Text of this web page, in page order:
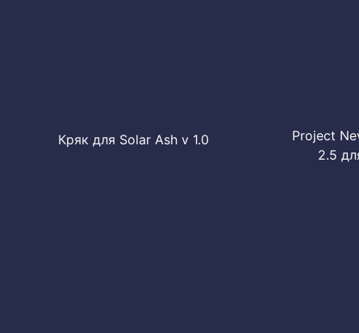
Кряк для Solar Ash v 1.0
Project
2.5